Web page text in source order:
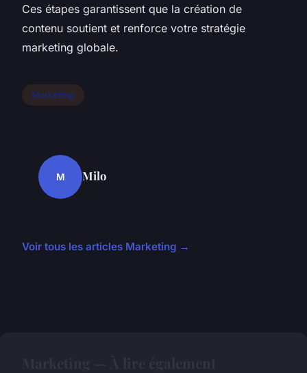
Ces étapes garantissent que la création de
contenu soutient et renforce votre stratégie
marketing globale.
Marketing
M Milo
Voir tous les articles Marketing →